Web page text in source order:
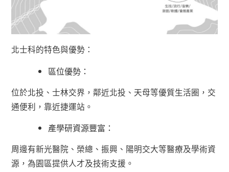
北士科的特色與優勢：
區位優勢：
位於北投、士林交界，鄰近北投、天母等優質生活圈，交
通便利，靠近捷運站。
產學研資源豐富：
周邊有新光醫院、榮總、振興、陽明交大等醫療及學術資
源，為園區提供人才及技術支援。